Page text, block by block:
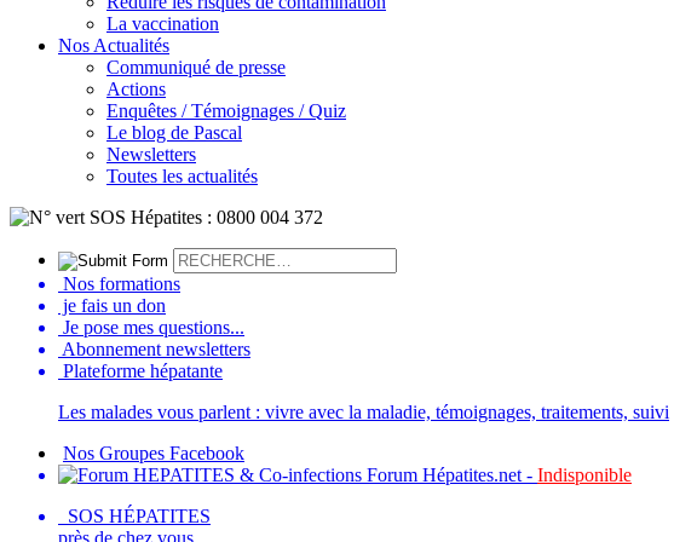
La vaccination
Nos Actualités
Communiqué de presse
Actions
Enquêtes / Témoignages / Quiz
Le blog de Pascal
Newsletters
Toutes les actualités
Nos formations
je fais un don
Je pose mes questions...
Abonnement newsletters
Plateforme hépatante
Les malades vous parlent : vivre avec la maladie, témoignages, traitements, suivi
Nos Groupes Facebook
Forum Hépatites.net - Indisponible
SOS HÉPATITES
près de chez vous